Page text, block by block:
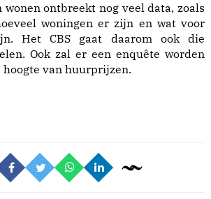
wonen ontbreekt nog veel data, zoals
woningen er zijn en wat voor
Het CBS gaat daarom ook die
Ook zal er een enquête worden
hoogte van huurprijzen.